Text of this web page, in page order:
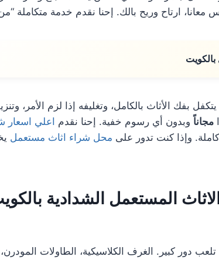
ارتاح وريح بالك. إحنا نقدم خدمة متكاملة “من
بفك الأثاث بالكامل، وتغليفه إذا لزم الأمر،
مجاناً وبدون أي رسوم خفية. إحنا نقدم اعلي اسعار
كاملة. وإذا كنت تدور على محل شراء اثاث مستعمل
المستعمل الشدادية
دور كبير. الغرف الكلاسيكية، الطاولات